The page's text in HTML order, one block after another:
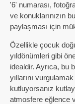
'6' numarası,
ve konuklarınızın
paylaşması için
Özellikle çocuk
yıldönümleri gibi
idealdir. Ayrıca, bu
yıllarını
kutluyorsanız
atmosfere eğlence